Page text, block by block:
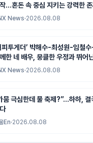
...혼돈 속 중심 지키는 강력한
News·2026.08.08
피투게더’ 박해수-최성원-임철
한 네 배우, 뭉클한 우정과 뛰어
선사한 ‘감동 하모니’!
News·2026.08.08
뭄 극심한데 물 축제?”…하하, 결
En·2026.08.08